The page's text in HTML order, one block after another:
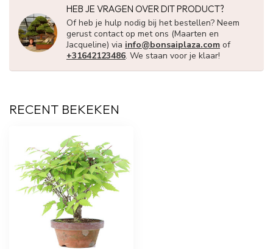
HEB JE VRAGEN OVER DIT PRODUCT?
Of heb je hulp nodig bij het bestellen? Neem
gerust contact op met ons (Maarten en
Jacqueline) via info@bonsaiplaza.com of
+31642123486. We staan voor je klaar!
RECENT BEKEKEN